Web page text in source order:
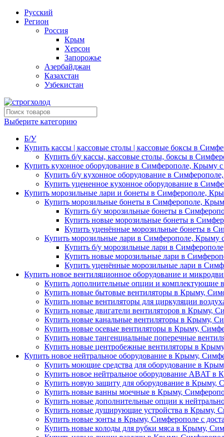
Русский
Регион
Россия
Крым
Херсон
Запорожье
Азербайджан
Казахстан
Узбекистан
Выберите категорию
Б/У
Купить кассы | кассовые столы | кассовые боксы в
Купить б/у кассы, кассовые столы, боксы в
Купить кухонное оборудование в Симферополе, Крыму с
Купить б/у кухонное оборудование в
Купить уцененное кухонное оборудование в
Купить морозильные лари и бонеты в Симферополе,
Купить морозильные бонеты в Симферополе,
Купить б/у морозильные бонеты в
Купить новые морозильные бонеты в
Купить уценённые морозильные бонеты в
Купить морозильные лари в Симферополе, Крыму с
Купить б/у морозильные лари в
Купить новые морозильные лари в
Купить уценённые морозильные лари в
Купить новое вентиляционное оборудование и
Купить дополнительные опции и комплектующие
Купить новые бытовые вентиляторы в Крыму,
Купить новые вентиляторы для циркуляции
Купить новые двигатели вентиляторов в Крыму,
Купить новые канальные вентиляторы в Крыму,
Купить новые осевые вентиляторы в Крыму,
Купить новые тангенциальные поперечные
Купить новые центробежные вентиляторы в
Купить новое нейтральное оборудование в Крыму,
Купить моющие средства для оборудование в
Купить новое нейтральное оборудование ABAT в
Купить новую защиту для оборудование в Крыму,
Купить новые ванны моечные в Крыму,
Купить новые дополнительные опции к
Купить новые душирующие устройства в Крыму,
Купить новые зонты в Крыму, Симферополе с
Купить новые колоды для рубки мяса в Крыму,